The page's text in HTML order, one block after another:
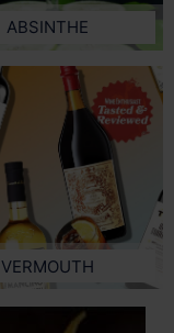
ABSINTHE
VERMOUTH